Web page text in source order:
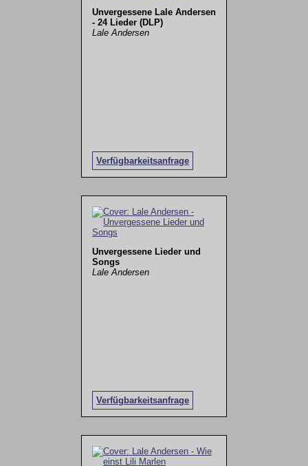
Unvergessene Lale Andersen
- 24 Lieder (DLP)
Lale Andersen
Verfügbarkeitsanfrage
Unvergessene Lieder und
Songs
Lale Andersen
Verfügbarkeitsanfrage